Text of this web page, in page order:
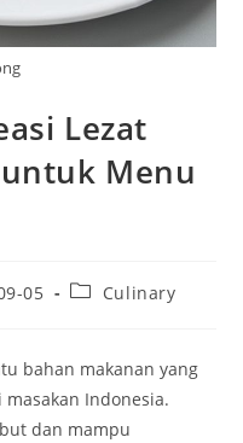
Lezat
Menu
05
PostCulinary
bahan makanan yang
Indonesia.
dan mampu